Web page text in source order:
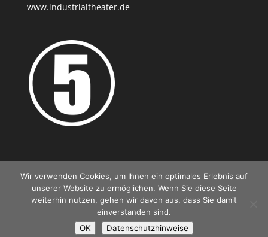
www.industrialtheater.de
Kontakt Impressum Datenschutz
© Prof. Enno-Ilka Uhde
Wir verwenden Cookies, um Ihnen ein optimales Erlebnis auf
unserer Website zu ermöglichen. Wenn Sie diese Seite
weiterhin nutzen, gehen wir davon aus, dass Sie damit
einverstanden sind.
OK
Datenschutzhinweise